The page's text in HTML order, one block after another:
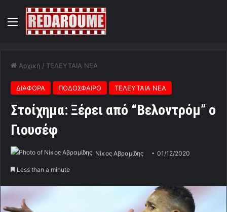
Menu
Αρχική / ΤΕΛΕΥΤΑΙΑ ΝΕΑ
ΔΙΑΦΟΡΑ ΠΟΔΟΣΦΑΙΡΟ ΤΕΛΕΥΤΑΙΑ ΝΕΑ
Στοίχημα: Ξέρει από “Βελοντρόμ” ο
Γιουσέφ
Νίκος Αβραμίδης 01/12/2020
Less than a minute